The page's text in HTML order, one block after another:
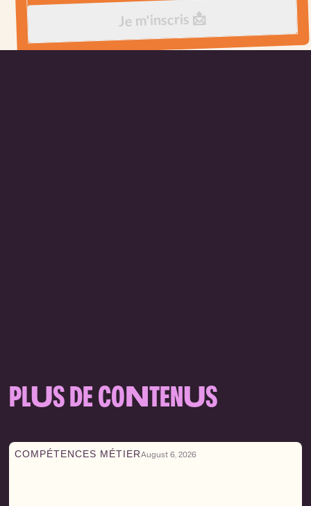
Je m'inscris 📩
PLUS DE CONTENUS
COMPÉTENCES MÉTIERAugust 6, 2026